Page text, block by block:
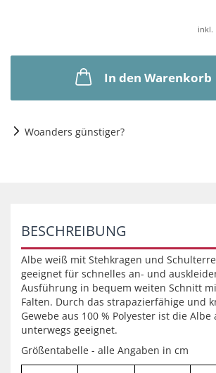
inkl.
In den Warenkorb
Woanders günstiger?
BESCHREIBUNG
Albe weiß mit Stehkragen und
geeignet für schnelles an- und
Ausführung in bequem weiten Schnitt
Falten. Durch das strapazierfähige und
Gewebe aus 100 % Polyester ist die
unterwegs geeignet.
Größentabelle - alle Angaben in cm